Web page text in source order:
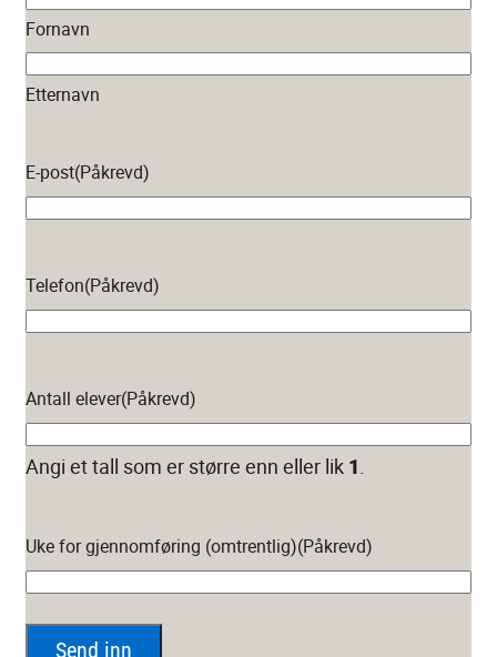
Fornavn
Etternavn
E-post(Påkrevd)
Telefon(Påkrevd)
Antall elever(Påkrevd)
Angi et tall som er større enn eller lik 1.
Uke for gjennomføring (omtrentlig)(Påkrevd)